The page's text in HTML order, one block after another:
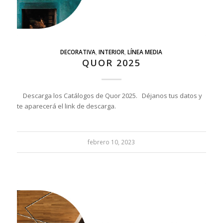
DECORATIVA,INTERIOR,LÍNEA MEDIA
QUOR 2025
Descarga los Catálogos de Quor 2025. Déjanos tus datos y
te aparecerá el link de descarga.
febrero 10, 2023